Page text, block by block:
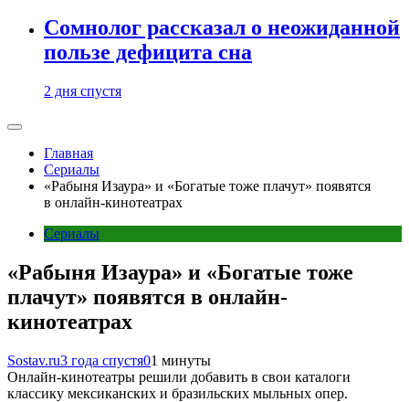
Сомнолог рассказал о неожиданной
пользе дефицита сна
2 дня спустя
Главная
Сериалы
«Рабыня Изаура» и «Богатые тоже плачут» появятся
в онлайн-кинотеатрах
Сериалы
«Рабыня Изаура» и «Богатые тоже
плачут» появятся в онлайн-
кинотеатрах
Sostav.ru3 года спустя01 минуты
Онлайн-кинотеатры решили добавить в свои каталоги
классику мексиканских и бразильских мыльных опер.